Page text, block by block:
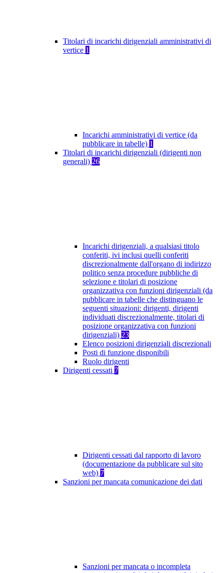
Titolari di incarichi dirigenziali amministrativi di
vertice 1
Incarichi amministrativi di vertice (da
pubblicare in tabelle) 1
Titolari di incarichi dirigenziali (dirigenti non
generali) 26
Incarichi dirigenziali, a qualsiasi titolo
conferiti, ivi inclusi quelli conferiti
discrezionalmente dall'organo di indirizzo
politico senza procedure pubbliche di
selezione e titolari di posizione
organizzativa con funzioni dirigenziali (da
pubblicare in tabelle che distinguano le
seguenti situazioni: dirigenti, dirigenti
individuati discrezionalmente, titolari di
posizione organizzativa con funzioni
dirigenziali) 23
Elenco posizioni dirigenziali discrezionali
Posti di funzione disponibili
Ruolo dirigenti
Dirigenti cessati 7
Dirigenti cessati dal rapporto di lavoro
(documentazione da pubblicare sul sito
web) 7
Sanzioni per mancata comunicazione dei dati
Sanzioni per mancata o incompleta